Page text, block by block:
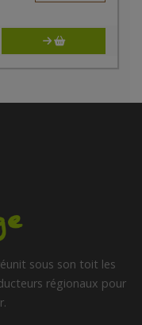
sous son toit les
régionaux pour